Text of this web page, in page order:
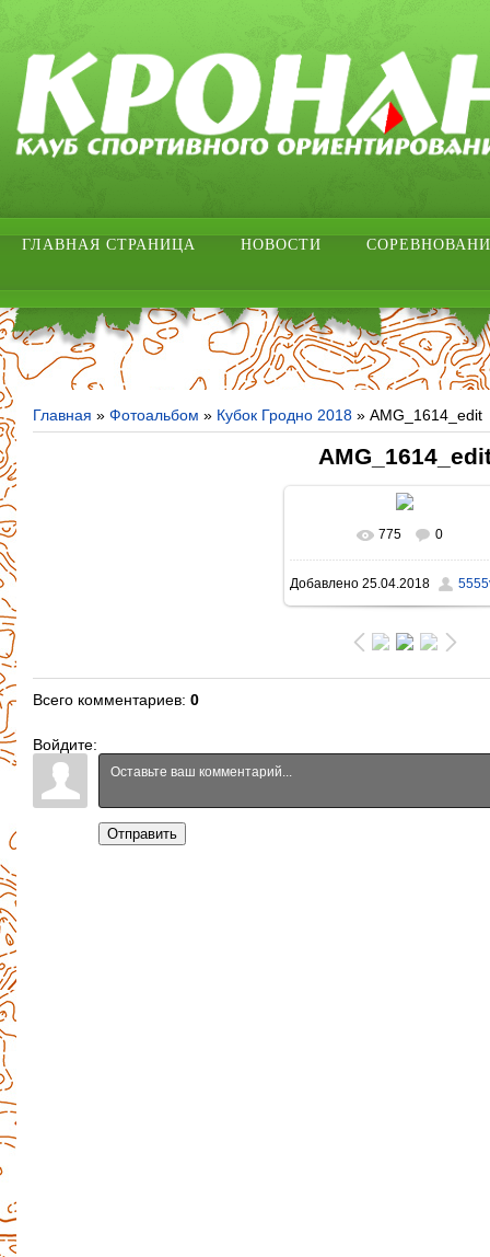
ГЛАВНАЯ СТРАНИЦА НОВОСТИ
Главная » Фотоальбом » Кубок Гродно 2018 » AMG_1614_edit
В реальном размере
1396x931/ 875.4Kb
775 0
Добавлено25.04.2018
Всего комментариев: 0
Войдите:
Отправить